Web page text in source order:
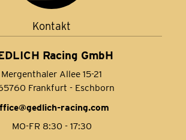
Kontakt
Racing GmbH
Mergenthaler Allee 15-21
Frankfurt - Eschborn
racing.com
MO-FR 8:30 - 17:30